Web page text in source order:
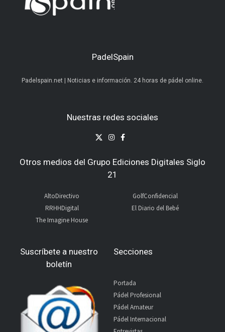
PadelSpain
Padelspain.net | Noticias e información. 24 horas de pádel online.
Nuestras redes sociales
Otros medios del Grupo Ediciones Digitales Siglo
21
AltoDirectivo
RRHHDigital
The Imagine House
GolfConfidencial
El Diario del Bebé
Suscríbete a nuestro
boletín
Secciones
Portada
Pádel Profesional
Pádel Amateur
Pádel Internacional